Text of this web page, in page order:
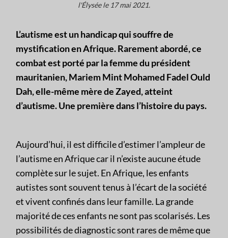
l'Élysée le 17 mai 2021.
L’autisme est un handicap qui souffre de
mystification en Afrique. Rarement abordé, ce
combat est porté par la femme du président
mauritanien, Mariem Mint Mohamed Fadel Ould
Dah, elle-même mère de Zayed, atteint
d’autisme. Une première dans l’histoire du pays.
Aujourd’hui, il est difficile d’estimer l’ampleur de
l’autisme en Afrique car il n’existe aucune étude
complète sur le sujet. En Afrique, les enfants
autistes sont souvent tenus à l’écart de la société
et vivent confinés dans leur famille. La grande
majorité de ces enfants ne sont pas scolarisés. Les
possibilités de diagnostic sont rares de même que